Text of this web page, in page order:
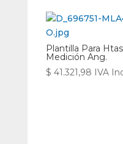
Plantilla Para
Medición Ang.
$ 41.321,98 IVA